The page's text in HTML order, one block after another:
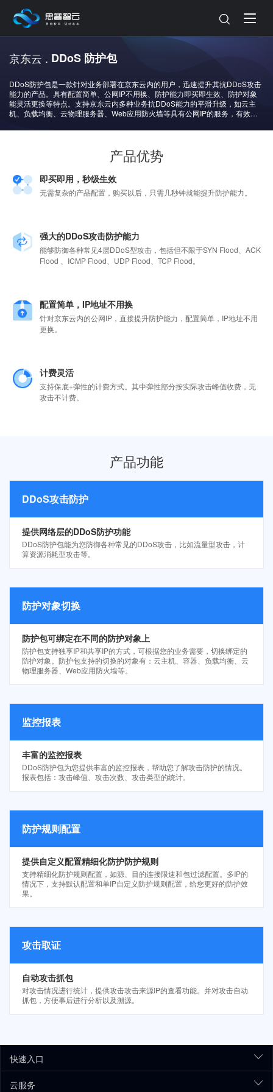
京东云 . DDoS 防护包
DDoS防护包是一款针对业务部署在京东云内的用户，迅速提升其抗DDoS攻击
能力的产品。具有配置简单、公网IP不用换、防护能力即买即生效、防护对象
能灵活更换等特点。支持京东云内多种业务抗DDoS能力的平滑升级，如云主
机、负载均衡、云物理服务器、Web应用防火墙等具有公网IP的服务，有效保
产品优势
即买即用，秒级生效
无需复杂的产品配置，购买以后，只需几秒钟就能提升防护能力。
强大的DDoS攻击防护能力
能够防御各种常见4层DDoS型攻击，包括但不限于SYN Flood、ACK
Flood 、ICMP Flood、UDP Flood、TCP Flood。
配置简单，IP地址不用换
针对京东云内的公网IP，直接提升防护能力，配置简单，IP地址不用
更换。
计费灵活
支持保底+弹性的计费方式。其中弹性部分按实际攻击峰值收费，无
攻击不计费。
产品功能
DDoS攻击防护
提供网络层的DDoS防护功能
DDoS防护包能为您防御各种常见的DDoS攻击，比如流量型攻击，计
算资源消耗型攻击等。
防护对象切换
防护包可绑定在不同的防护对象上
防护包支持独享IP和共享IP的方式，可根据您的业务需要，切换绑定的
防护对象。防护包支持的切换的对象有：云主机、容器、负载均衡、云
物理服务器、Web应用防火墙等。
监控报表
丰富的监控报表
DDoS防护包为您提供丰富的监控报表，帮助您了解攻击防护的情况。
报表包括：攻击峰值、攻击次数、攻击类型的统计。
防护规则配置
提供自定义配置精细化防护防护规则
支持精细化防护规则配置，如源、目的连接限速和包过滤配置。多IP的
情况下，支持默认配置和单IP自定义防护规则配置，给您更好的防护效
果。
攻击取证
自动攻击抓包
对攻击情况进行统计，提供攻击攻击来源IP的查看功能。并对攻击自动
抓包，方便事后进行分析以及溯源。
快速入口
云服务